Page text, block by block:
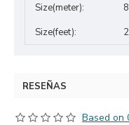
Size(meter):
Size(feet):
RESEÑAS
Based on